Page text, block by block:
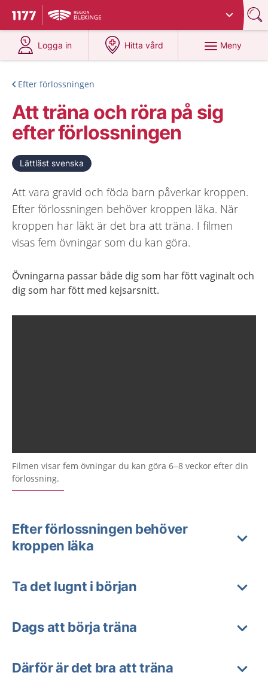
Till startsidan för 1177
Du har valt region
Logga in
på 1177.se
Hitta vård
på 1177.se
Meny
Efter förlossningen
Att träna och röra på sig
efter förlossningen
Lättläst svenska
Att vara gravid och föda barn påverkar kroppen.
Efter förlossningen behöver kroppen läka. När
kroppen har läkt är det bra att träna. I filmen
visas fem övningar som du kan göra.
Övningarna passar både dig som har fött vaginalt och
dig som har fött med kejsarsnitt.
Filmen visar fem övningar du kan göra 6–8 veckor efter din
förlossning.
Efter förlossningen behöver
kroppen läka
Ta det lugnt i början
Dags att börja träna
Därför är det bra att träna